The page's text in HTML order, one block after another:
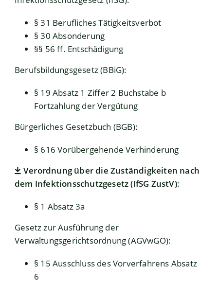
§ 31 Berufliches Tätigkeitsverbot
§ 30 Absonderung
§§ 56 ff. Entschädigung
Berufsbildungsgesetz (BBiG):
§ 19 Absatz 1 Ziffer 2 Buchstabe b
Fortzahlung der Vergütung
Bürgerliches Gesetzbuch (BGB):
§ 616 Vorübergehende Verhinderung
Verordnung über die Zuständigkeiten nach
dem Infektionsschutzgesetz (IfSG ZustV):
§ 1 Absatz 3a
Gesetz zur Ausführung der
Verwaltungsgerichtsordnung (AGVwGO):
§ 15 Ausschluss des Vorverfahrens Absatz
6